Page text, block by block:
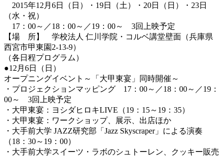
2015年12月6日（日）・19日（土）・20日（日）・23日
（水・祝）
17：00～／18：00～／19：00～ 3回上映予定
【場 所】 学校法人 仁川学院・コルベ講堂壁面（兵庫県
西宮市甲東園2-13-9）
（各日程プログラム）
●12月6日（日）
オープニングイベント～「大甲東宴」同時開催～
・プロジェクションマッピング 17：00～／18：00～／19：
00～ 3回上映予定
・大甲東宴：ヨシダヒロキLIVE（19：15～19：35）
・大甲東宴：ワークショップ、展示、出店ほか
・大手前大学 JAZZ研究部「Jazz Skyscraper」による演奏
（18：30～19：00）
・大手前大学スイーツ・ラボのシュトーレン、クッキー販売